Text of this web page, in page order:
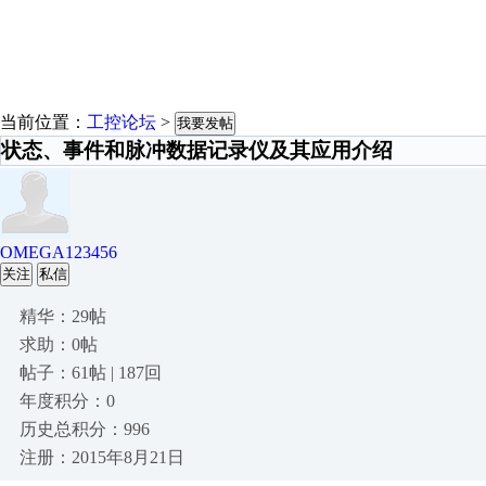
当前位置： 工控论坛 > 我要发帖
状态、事件和脉冲数据记录仪及其应用介绍
OMEGA123456
关注 私信
精华：29帖
求助：0帖
帖子：61帖 | 187回
年度积分：0
历史总积分：996
注册：2015年8月21日